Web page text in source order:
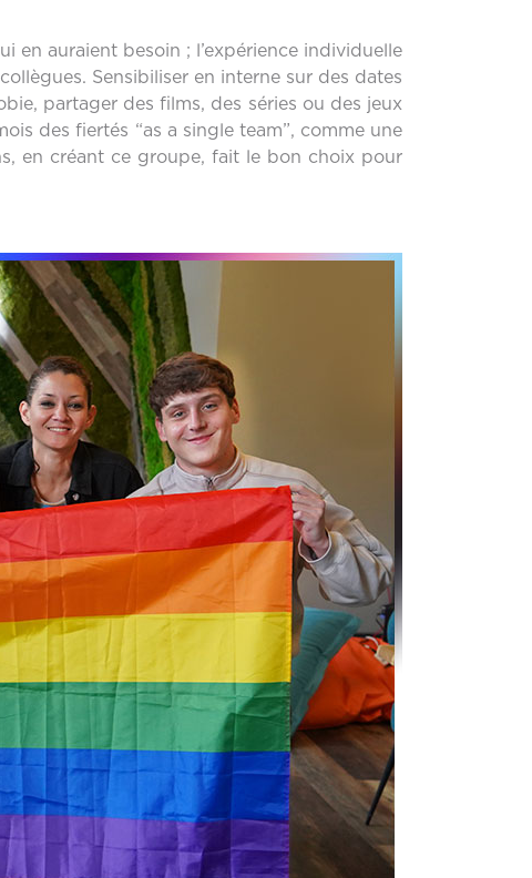
en auraient besoin ; l’expérience individuelle
Sensibiliser en interne sur des dates
partager des films, des séries ou des jeux
des fiertés “as a single team”, comme une
en créant ce groupe, fait le bon choix pour